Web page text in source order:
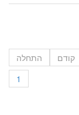
התחלה קודם
1